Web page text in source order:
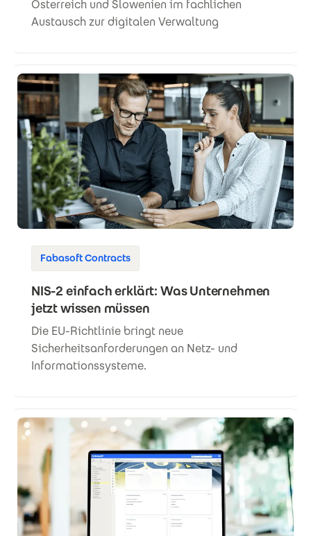
Österreich und Slowenien im fachlichen
Austausch zur digitalen Verwaltung
Fabasoft Contracts
NIS-2 einfach erklärt: Was Unternehmen
jetzt wissen müssen
Die EU-Richtlinie bringt neue
Sicherheitsanforderungen an Netz- und
Informationssysteme.